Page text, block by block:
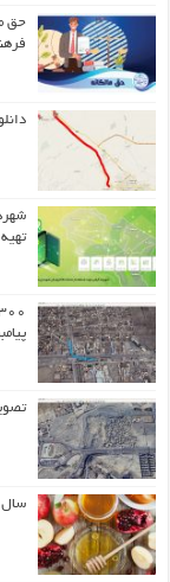
حق
سال